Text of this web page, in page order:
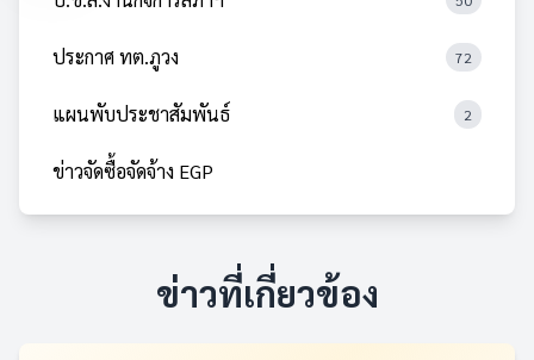
ประกาศ ทต.ภูวง 72
แผนพับประชาสัมพันธ์ 2
ข่าวจัดซื้อจัดจ้าง EGP
ข่าวที่เกี่ยวข้อง